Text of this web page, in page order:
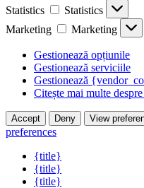
Statistics
Statistics
Marketing
Marketing
Gestionează opțiunile
Gestionează serviciile
Gestionează
Citește mai multe
Accept Deny View
preferences
{title}
{title}
{title}